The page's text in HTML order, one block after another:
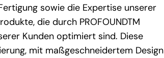
sowie die Expertise unserer
die durch PROFOUNDTM
Kunden optimiert sind. Diese
mit maßgeschneidertem Design